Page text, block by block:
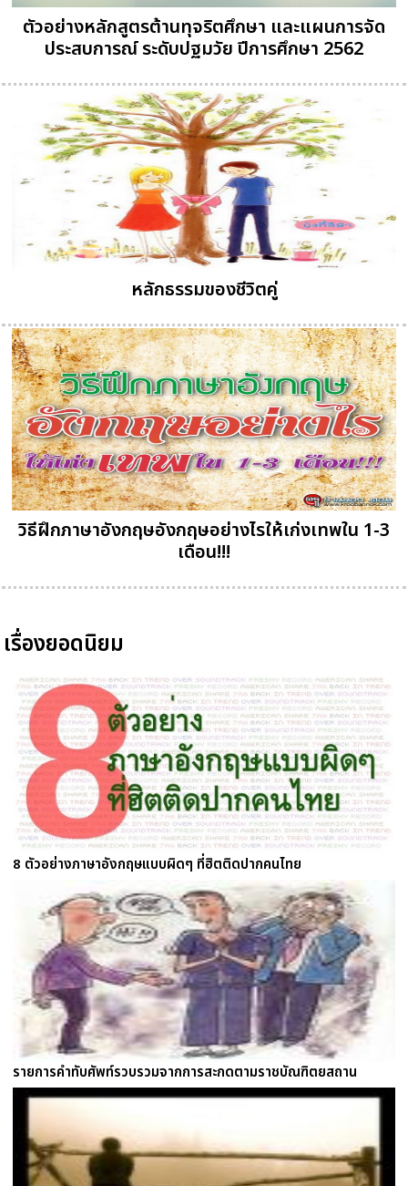
ตัวอย่างหลักสูตรต้านทุจริตศึกษา และแผนการจัด
ประสบการณ์ ระดับปฐมวัย ปีการศึกษา 2562
หลักธรรมของชีวิตคู่
วิธีฝึกภาษาอังกฤษอังกฤษอย่างไรให้เก่งเทพใน 1-3
เดือน!!!
เรื่องยอดนิยม
8 ตัวอย่างภาษาอังกฤษแบบผิดๆ ที่ฮิตติดปากคนไทย
รายการคำทับศัพท์รวบรวมจากการสะกดตามราชบัณฑิตยสถาน